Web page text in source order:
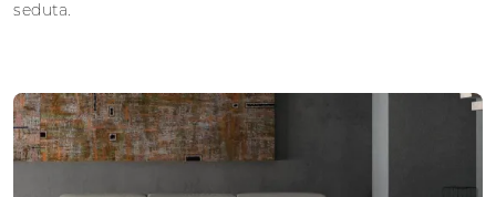
seduta.